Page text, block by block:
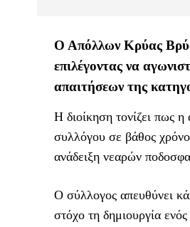
Ο Απόλλων Κρύας
επιλέγοντας να
απαιτήσεων της
Η διοίκηση τονίζει πως
συλλόγου σε βάθος
ανάδειξη νεαρών
Ο σύλλογος απευθύνει
στόχο τη δημιουργία